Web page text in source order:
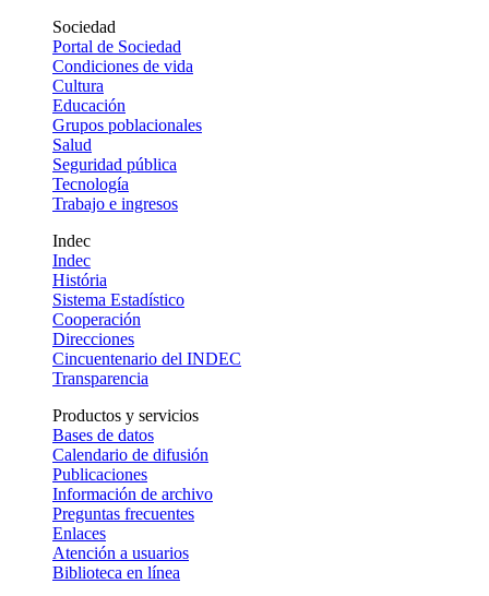
Sociedad
Portal de Sociedad
Condiciones de vida
Cultura
Educación
Grupos poblacionales
Salud
Seguridad pública
Tecnología
Trabajo e ingresos
Indec
Indec
História
Sistema Estadístico
Cooperación
Direcciones
Cincuentenario del INDEC
Transparencia
Productos y servicios
Bases de datos
Calendario de difusión
Publicaciones
Información de archivo
Preguntas frecuentes
Enlaces
Atención a usuarios
Biblioteca en línea